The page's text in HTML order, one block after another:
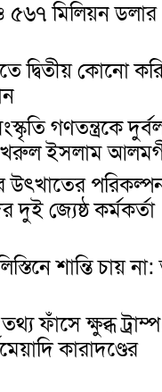
মিলিয়ন ডলার
দ্বিতীয় কোনো
গণতন্ত্রকে
ইসলাম
উৎখাতের
দুই জ্যেষ্ঠ কর্মকর্তা
শান্তি চায় না:
ফাঁসে ক্ষুব্ধ
কারাদণ্ডের